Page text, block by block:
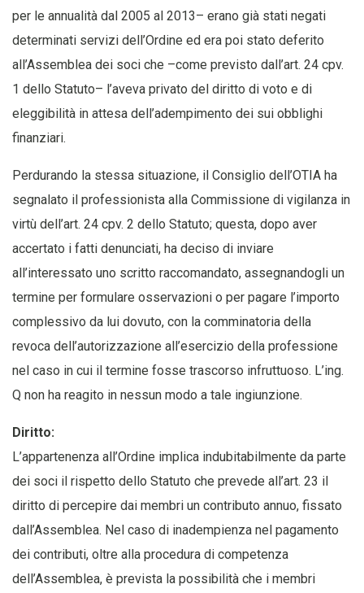
per le annualità dal 2005 al 2013– erano già stati negati
determinati servizi dell’Ordine ed era poi stato deferito
all’Assemblea dei soci che –come previsto dall’art. 24 cpv.
1 dello Statuto– l’aveva privato del diritto di voto e di
eleggibilità in attesa dell’adempimento dei sui obblighi
finanziari.
Perdurando la stessa situazione, il Consiglio dell’OTIA ha
segnalato il professionista alla Commissione di vigilanza in
virtù dell’art. 24 cpv. 2 dello Statuto; questa, dopo aver
accertato i fatti denunciati, ha deciso di inviare
all’interessato uno scritto raccomandato, assegnandogli un
termine per formulare osservazioni o per pagare l’importo
complessivo da lui dovuto, con la comminatoria della
revoca dell’autorizzazione all’esercizio della professione
nel caso in cui il termine fosse trascorso infruttuoso. L’ing.
Q non ha reagito in nessun modo a tale ingiunzione.
Diritto:
L’appartenenza all’Ordine implica indubitabilmente da parte
dei soci il rispetto dello Statuto che prevede all’art. 23 il
diritto di percepire dai membri un contributo annuo, fissato
dall’Assemblea. Nel caso di inadempienza nel pagamento
dei contributi, oltre alla procedura di competenza
dell’Assemblea, è prevista la possibilità che i membri